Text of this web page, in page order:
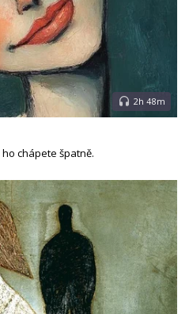
2h 48m
chápete špatně.